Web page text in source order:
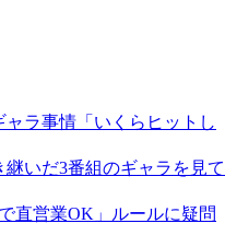
ャラ事情「いくらヒットし
いだ3番組のギャラを見て
直営業OK」ルールに疑問